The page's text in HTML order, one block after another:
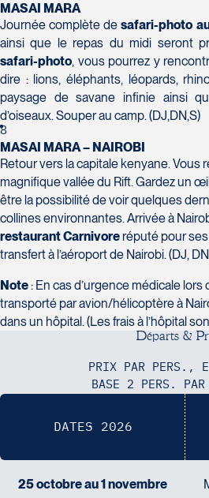
MASAI MARA
Journée complète desafari-photo
ainsi que le repas du midi seront
safari-photo, vous pourrez y
dire : lions, éléphants, léopards,
paysage de savane infinie ainsi
d’oiseaux. Souper au camp. (DJ,DN,S)
8
MASAI MARA – NAIROBI
Retour vers la capitale kenyane. Vous
magnifique vallée du Rift. Gardez un
être la possibilité de voir quelques
collines environnantes. Arrivée à
restaurant Carnivore réputé pour
transfert à l’aéroport de Nairobi. (DJ,
Note: En cas d’urgence médicale
transporté par avion/hélicoptère à
dans un hôpital. (Les frais à l’hôpital
Départs & Pr
PRIX PAR PERS.,
BASE 2 PERS. PAR
DATES 2026
25 octobre au 1 novembre
Voyages Granby
157 rue Principale
Granby
J2G 2V5
Tél :450-372-3624 / 1-800-361-
Voyages Jean-Pierre
2152 Boulevard Lapinière - Suite 104
Brossard
J4W 1L9
Tél :450-671-6654 / 1-888-461-6654
Voyages Tourbec Lapointe
1000 Boulevard Monseigneur
Local 150
Tél :450-373-1475
Voyages Laurier du Vallon - Siège
social
Champlain, bureau 5000
Québec
G1V 4K5
Tél :418-653-1882 / 1-800-640-1882
Voyages Paradis
2500 rue Beaurevoir, local 340
Tél :418-659-6650